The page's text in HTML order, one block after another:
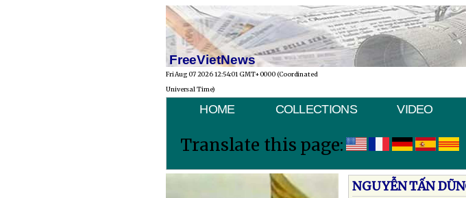
FreeVietNews
Fri Aug 07 2026 12:54:01 GMT+0000 (Coordinated
Universal Time)
HOME COLLECTIONS VIDEO
Translate this page:
NGUYỄN TẤN